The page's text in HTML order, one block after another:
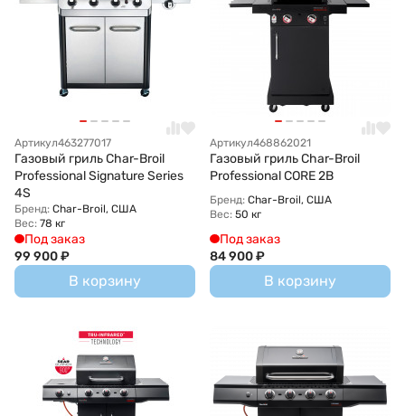
Артикул463277017
Газовый гриль Char-Broil
Professional Signature Series
4S
Бренд: Char-Broil, США
Вес: 78 кг
Под заказ
99 900₽
В корзину
Артикул468862021
Газовый гриль Char-Broil
Professional CORE 2B
Бренд: Char-Broil, США
Вес: 50 кг
Под заказ
84 900₽
В корзину